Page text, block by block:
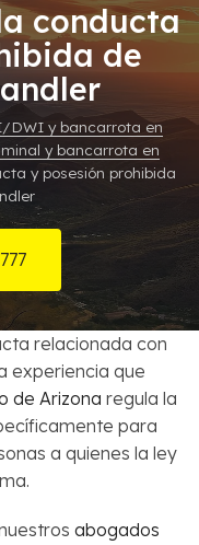
conducta
de
DWI y bancarrota en
y bancarrota en
y posesión prohibida
relacionada con
experiencia que
de Arizona regula la
para
a quienes la ley
abogados